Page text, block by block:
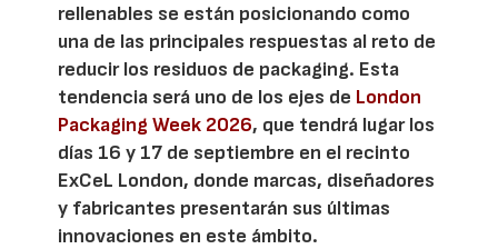
rellenables se están posicionando como
una de las principales respuestas al reto de
reducir los residuos de packaging. Esta
tendencia será uno de los ejes de London
Packaging Week 2026, que tendrá lugar los
días 16 y 17 de septiembre en el recinto
ExCeL London, donde marcas, diseñadores
y fabricantes presentarán sus últimas
innovaciones en este ámbito.